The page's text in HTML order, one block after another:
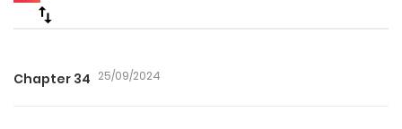
Chapter 34 25/09/2024